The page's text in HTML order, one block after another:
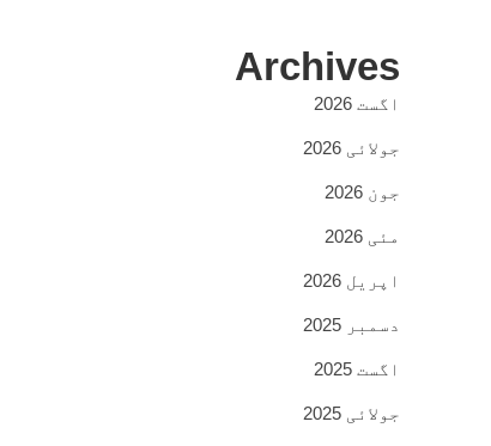
Archives
اگست 2026
جولائی 2026
جون 2026
مئی 2026
اپریل 2026
دسمبر 2025
اگست 2025
جولائی 2025